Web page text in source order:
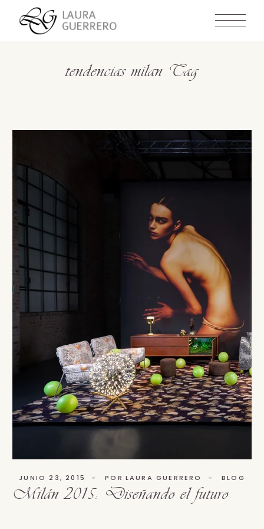
content
tendencias milan Tag
JUNIO 23, 2015 POR LAURA GUERRERO BLOG
Milán 2015: Diseñando el futuro